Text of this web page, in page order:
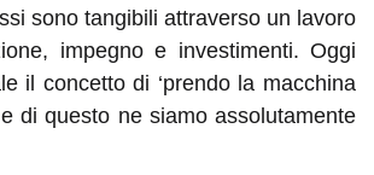
sono tangibili attraverso un lavoro
impegno e investimenti. Oggi
il concetto di ‘prendo la macchina
di questo ne siamo assolutamente